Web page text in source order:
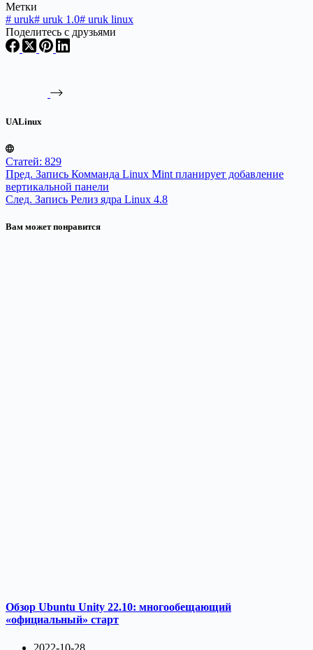
Метки
# uruk# uruk 1.0# uruk linux
Поделитесь с друзьями
UALinux
Статей: 829
Пред. Запись Комманда Linux Mint планирует добавление
вертикальной панели
След. Запись Релиз ядра Linux 4.8
Вам может понравится
Обзор Ubuntu Unity 22.10: многообещающий
«официальный» старт
2022-10-28